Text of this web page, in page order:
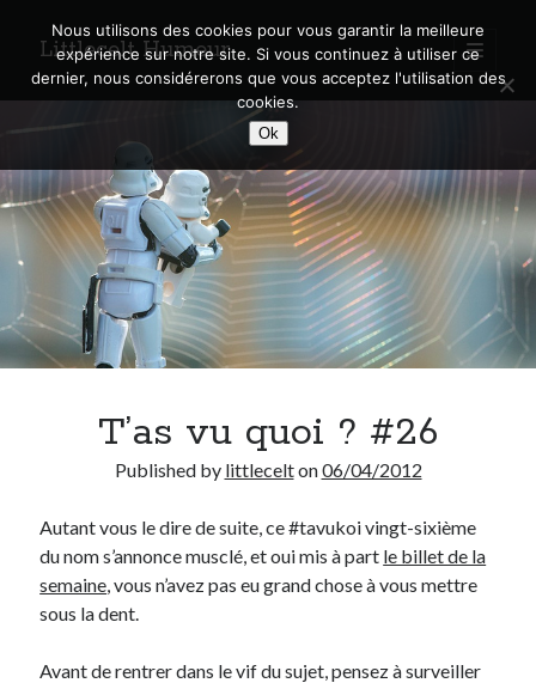
Littlecelt Humeur
open
primary
menu
Sidebar
Derniers articles
Municipales 2026 : Lyon, Métropole et Caluire, mon choix pour l’avenir
Quel Lyonnais es-tu, Renaud Ducher ?
Derniers Commentaires
JFdansC’était pas mieux avant… à Lyon
T’as vu quoi ? #26
Published by littlecelton06/04/2012
Autant vous le dire de suite, ce #tavukoi vingt-sixième
du nom s’annonce musclé, et oui mis à part le billet de la
semaine, vous n’avez pas eu grand chose à vous mettre
sous la dent.
Avant de rentrer dans le vif du sujet, pensez à surveiller
Nous utilisons des cookies pour vous garantir la meilleure
expérience sur notre site. Si vous continuez à utiliser ce
dernier, nous considérerons que vous acceptez l'utilisation des
cookies.
Ok